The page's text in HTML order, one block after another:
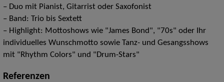
– Duo mit Pianist, Gitarrist oder Saxofonist
– Band: Trio bis Sextett
– Highlight: Mottoshows wie "James Bond", "70s" oder Ihr
individuelles Wunschmotto sowie Tanz- und Gesangsshows
mit "Rhythm Colors" und "Drum-Stars"
Referenzen